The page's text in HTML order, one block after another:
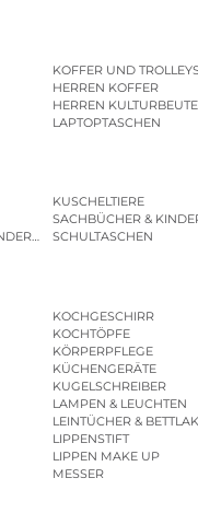
KOFFER UND
HERREN KOFFER
HERREN
LAPTOPTASCHEN
| KINDERGARTENBEUTEL
KUSCHELTIERE
SACHBÜCHER &
SCHULTASCHEN
KOCHGESCHIRR
KOCHTÖPFE
KÖRPERPFLEGE
KÜCHENGERÄTE
KUGELSCHREIBER
LAMPEN & LEUCHTEN
LEINTÜCHER &
LIPPENSTIFT
LIPPEN MAKE UP
MESSER